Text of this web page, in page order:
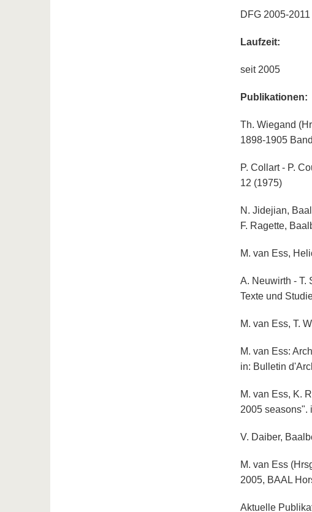
DFG 2005-2011
Laufzeit:
seit 2005
Publikationen:
Th. Wiegand
1898-1905
P. Collart - P.
12 (1975)
N. Jidejian,
F. Ragette,
M. van Ess,
A. Neuwirth - T.
Texte und
M. van Ess, T.
M. van Ess:
in: Bulletin
M. van Ess, K.
2005 seasons".
V. Daiber,
M. van Ess
2005, BAAL
Aktuelle